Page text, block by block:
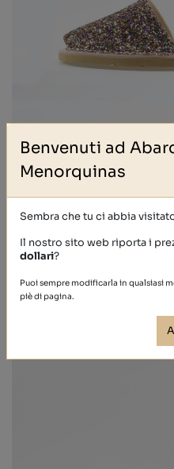
Benvenuti ad
Menorquinas
Sembra che tu ci abbia
Il nostro sito web riporta i
dollari?
Puoi sempre modificarla in qualsiasi
piè di pagina.